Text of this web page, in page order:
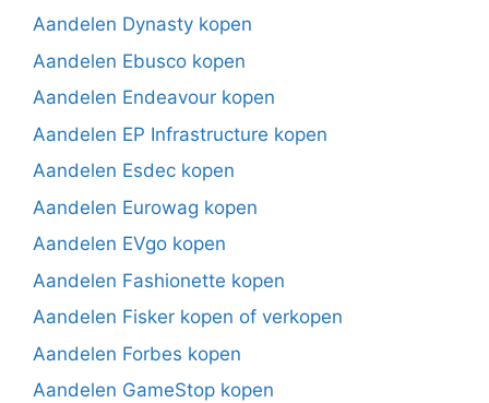
Aandelen Dynasty kopen
Aandelen Ebusco kopen
Aandelen Endeavour kopen
Aandelen EP Infrastructure kopen
Aandelen Esdec kopen
Aandelen Eurowag kopen
Aandelen EVgo kopen
Aandelen Fashionette kopen
Aandelen Fisker kopen of verkopen
Aandelen Forbes kopen
Aandelen GameStop kopen